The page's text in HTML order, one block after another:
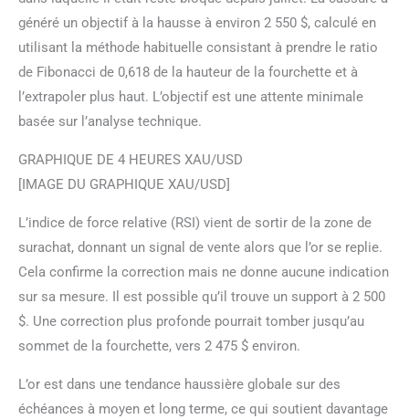
généré un objectif à la hausse à environ 2 550 $, calculé en
utilisant la méthode habituelle consistant à prendre le ratio
de Fibonacci de 0,618 de la hauteur de la fourchette et à
l’extrapoler plus haut. L’objectif est une attente minimale
basée sur l’analyse technique.
GRAPHIQUE DE 4 HEURES XAU/USD
[IMAGE DU GRAPHIQUE XAU/USD]
L’indice de force relative (RSI) vient de sortir de la zone de
surachat, donnant un signal de vente alors que l’or se replie.
Cela confirme la correction mais ne donne aucune indication
sur sa mesure. Il est possible qu’il trouve un support à 2 500
$. Une correction plus profonde pourrait tomber jusqu’au
sommet de la fourchette, vers 2 475 $ environ.
L’or est dans une tendance haussière globale sur des
échéances à moyen et long terme, ce qui soutient davantage